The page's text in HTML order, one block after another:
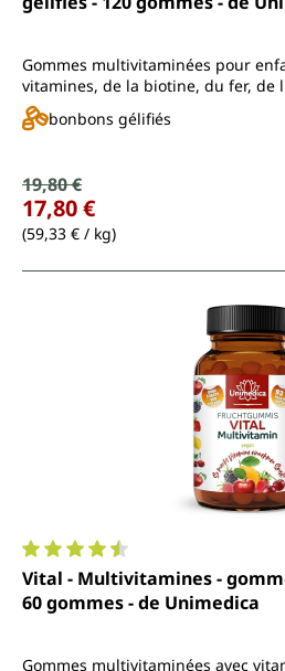
Gommes multivitaminées pour
vitamines, de la biotine, du fer, de
du manganèse, du chrome et du
bonbons gélifiés
Prix de vente :
Prix régulier :
19,80 €
17,80 €
(59,33 € / kg)
Note moyenne de 4.6 sur 5
Vital - Multivitamines -
60 gommes - de Unimedica
Gommes multivitaminées avec